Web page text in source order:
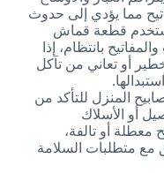
مما يؤدي إلى حدوث
قطعة قماش
بانتظام، إذا
أو تعاني من تآكل
المنزل للتأكد من
أو الأسلاك
معطلة أو تالفة،
مع متطلبات السلامة